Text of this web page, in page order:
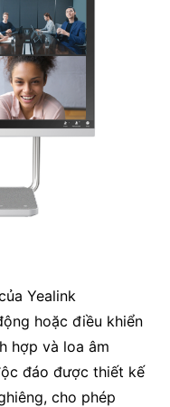
Yealink
hoặc điều khiển
hợp và loa âm
đáo được thiết kế
cho phép